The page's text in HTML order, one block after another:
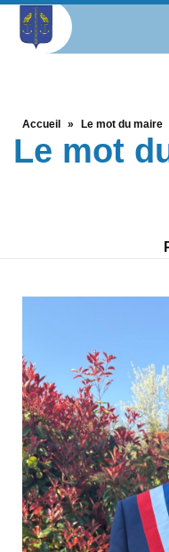
Accueil » Le mot du maire
Le mot